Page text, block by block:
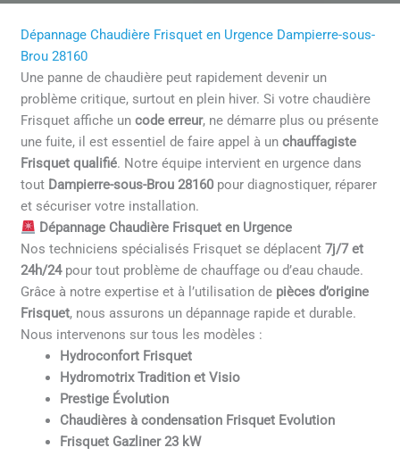
Dépannage Chaudière Frisquet en Urgence Dampierre-sous-
Brou 28160
Une panne de chaudière peut rapidement devenir un
problème critique, surtout en plein hiver. Si votre chaudière
Frisquet affiche uncode erreur, ne démarre plus ou présente
une fuite, il est essentiel de faire appel à unchauffagiste
Frisquet qualifié. Notre équipe intervient en urgence dans
tout Dampierre-sous-Brou 28160 pour diagnostiquer, réparer
et sécuriser votre installation.
Dépannage Chaudière Frisquet en Urgence
Nos techniciens spécialisés Frisquet se déplacent7j/7 et
24h/24pour tout problème de chauffage ou d’eau chaude.
Grâce à notre expertise et à l’utilisation de pièces d’origine
Frisquet, nous assurons un dépannage rapide et durable.
Nous intervenons sur tous les modèles :
Hydroconfort Frisquet
Hydromotrix Tradition et Visio
Prestige Évolution
Chaudières à condensation Frisquet Evolution
Frisquet Gazliner 23 kW